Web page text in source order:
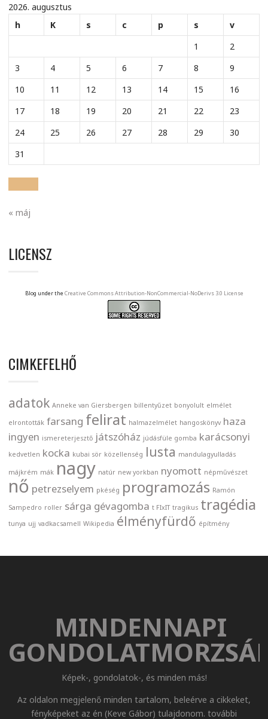
2026. augusztus
h
K s c p s
v
1
2
3
4 5 6 7 8
9
10
11 12 13 14 15
16
17
18 19 20 21 22
23
24
25 26 27 28 29
30
31
« máj
LICENSZ
Blog under the Creative Commons Attribution-NonCommercial-NoDerivs 3.0 License
CIMKEFELHŐ
adatok Anneke van Giersbergen billentyűzet bonyolult elmélet
elrontották farsang felirat halmazelmélet hangoskönyv haza
ingyen ismereterjesztő játszóház júdásfüle gomba karácsonyi
kedvetlen kocka kubai sör közellenség lusta mandulagyulladás
májkrém mák nagy natúr new yorkban nyomott népművészet
nő petrezselyem pkéség programozás Ramón
Sampedro roller sárga gévagomba t FIxIT tragikus tragédia
tunya ujj vadkacsamell Wikipedia élményfürdő építmény
MINDENNAPI
Képek-, gondolatok-, és minden más!
Az oldalon megjelenő minden tartalom, beleérve a cikkeket,
fényképeket az én (Keve Gábor) tulajdonom. további